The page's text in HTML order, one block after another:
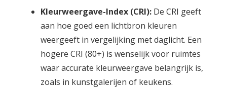
Kleurweergave-Index (CRI):De CRI geeft
aan hoe goed een lichtbron kleuren
weergeeft in vergelijking met daglicht. Een
hogere CRI (80+) is wenselijk voor ruimtes
waar accurate kleurweergave belangrijk is,
zoals in kunstgalerijen of keukens.